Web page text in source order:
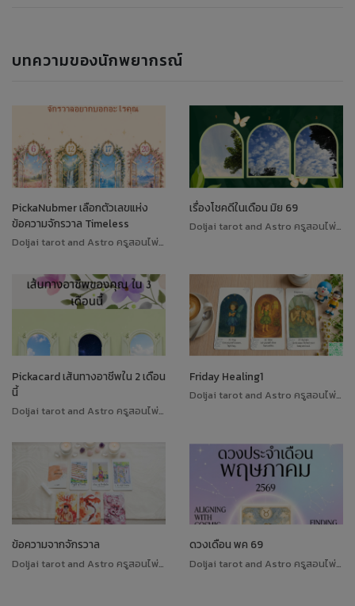
บทความของนักพยากรณ์
PickaNubmer เลือกตัวเลขแห่ง
ข้อความจักรวาล Timeless
Doljai tarot and Astro ครูสอนไพ่ทาโรต์
เรื่องโชคดีในเดือน มิย 69
Doljai tarot and Astro ครูสอนไพ่ทาโรต์
Pickacard เส้นทางอาชีพใน 2 เดือน
นี้
Doljai tarot and Astro ครูสอนไพ่ทาโรต์
Friday Healing1
Doljai tarot and Astro ครูสอนไพ่ทาโรต์
ข้อความจากจักรวาล
Doljai tarot and Astro ครูสอนไพ่ทาโรต์
ดวงเดือน พค 69
Doljai tarot and Astro ครูสอนไพ่ทาโรต์